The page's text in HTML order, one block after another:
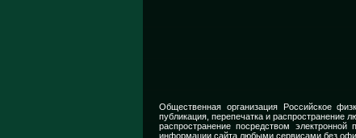
Общественная организация Российское
публикация, перепечатка и распространение
распространение посредством
информации сайта любыми сервисами без